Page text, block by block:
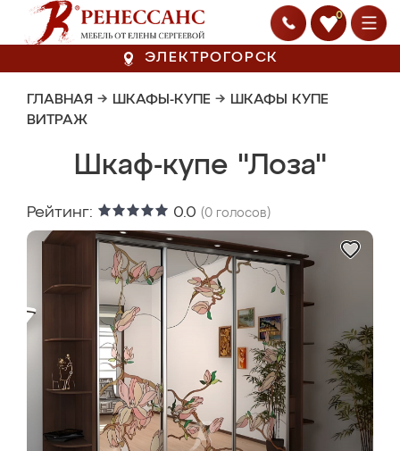
0
ЭЛЕКТРОГОРСК
ГЛАВНАЯ → ШКАФЫ-КУПЕ → ШКАФЫ КУПЕ
ВИТРАЖ
Шкаф-купе "Лоза"
Рейтинг: 0.0 (0 голосов)